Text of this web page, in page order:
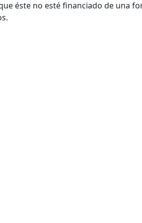
éste no esté financiado de una